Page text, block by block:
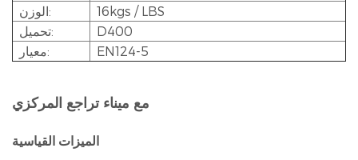
الوزن:
16kgs / LBS
تحميل:
D400
معيار:
EN124-5
مع ميناء تراجع المركزي
الميزات القياسية